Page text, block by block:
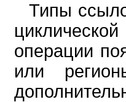
Типы
операции
или